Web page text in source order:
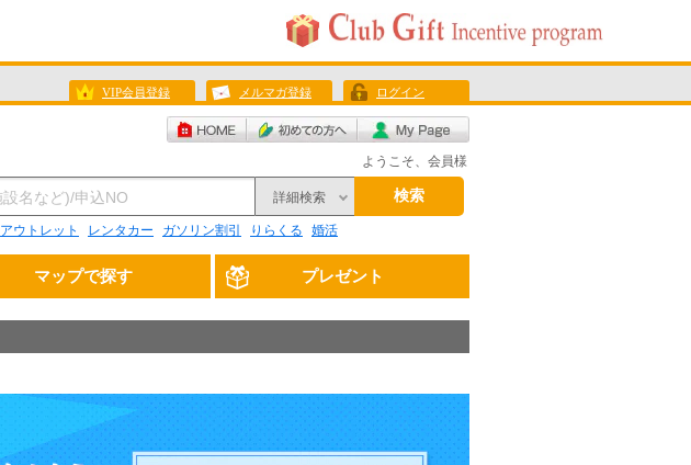
VIP会員登録 メルマガ登録 ログイン
ようこそ、会員様
詳細検索 検索
アウトレット レンタカー ガソリン割引 りらくる 婚活
マップで探す プレゼント